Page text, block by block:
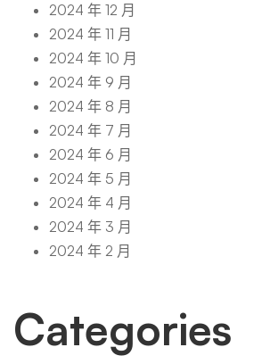
2024 年 12 月
2024 年 11 月
2024 年 10 月
2024 年 9 月
2024 年 8 月
2024 年 7 月
2024 年 6 月
2024 年 5 月
2024 年 4 月
2024 年 3 月
2024 年 2 月
Categories